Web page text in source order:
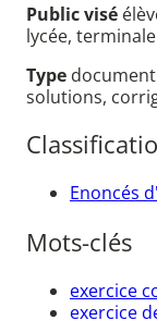
Public visé
lycée, terminale
Type
solutions,
Enoncés
Mots-clés
exercice
exercice